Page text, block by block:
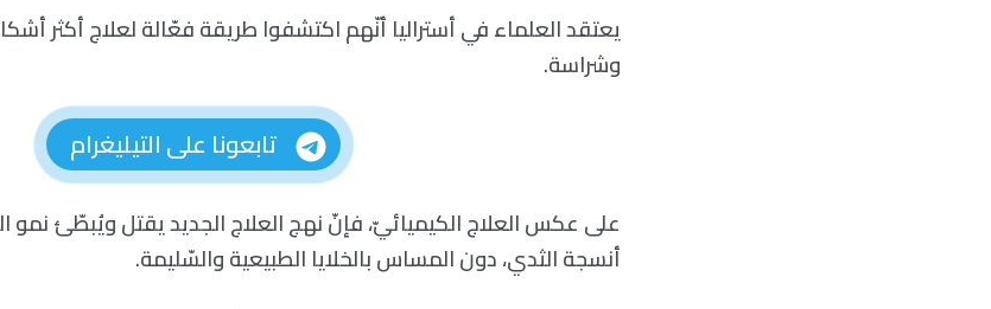
يعتقد العلماء في أستراليا أنّهم اكتشفوا طريقة فعّالة لعلاج أكثر
وشراسة.
تابعونا على التيليغرام
على عكس العلاج الكيميائيّ، فإنّ نهج العلاج الجديد يقتل ويُبطّئ نمو
أنسجة الثدي، دون المساس بالخلايا الطبيعية والسّليمة.